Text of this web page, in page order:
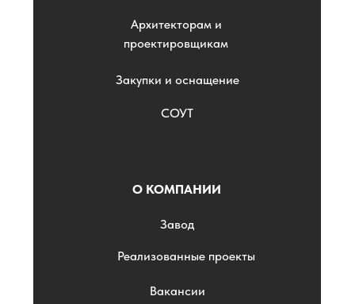
Архитекторам и
проектировщикам
Закупки и оснащение
СОУТ
О КОМПАНИИ
Завод
Реализованные проекты
Вакансии